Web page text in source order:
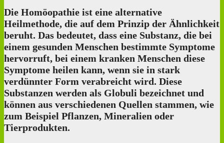
Die Homöopathie ist eine alternative
Heilmethode, die auf dem Prinzip der Ähnlichkeit
beruht. Das bedeutet, dass eine Substanz, die bei
einem gesunden Menschen bestimmte Symptome
hervorruft, bei einem kranken Menschen diese
Symptome heilen kann, wenn sie in stark
verdünnter Form verabreicht wird. Diese
Substanzen werden als Globuli bezeichnet und
können aus verschiedenen Quellen stammen, wie
zum Beispiel Pflanzen, Mineralien oder
Tierprodukten.